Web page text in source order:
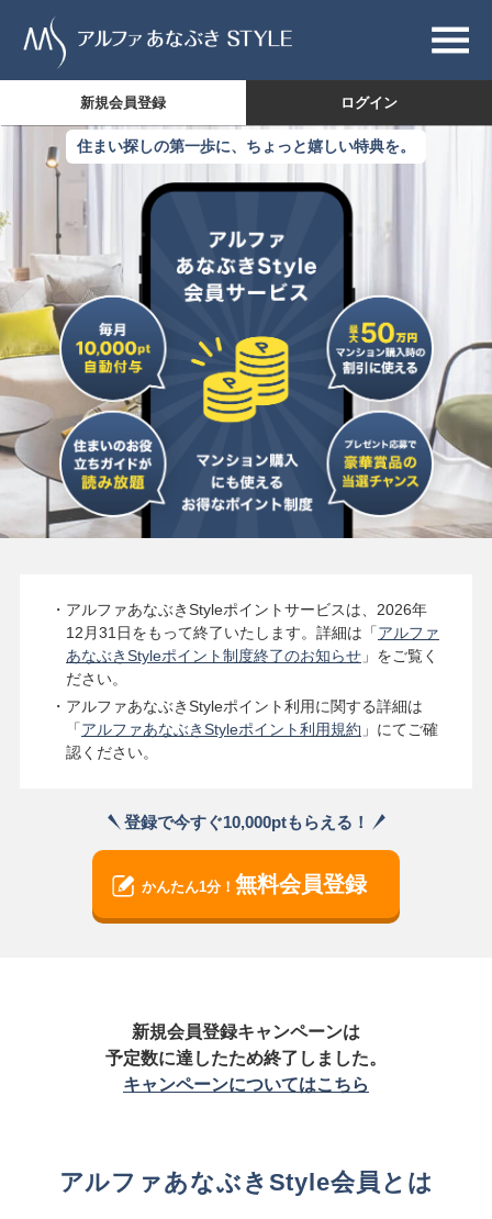
ログイン
新規会員登録
住まい探しの第一歩に、ちょっと嬉しい特典を。
・アルファあなぶきStyleポイントサービスは、2026年
12月31日をもって終了いたします。詳細は「アルファ
あなぶきStyleポイント制度終了のお知らせ 」をご覧く
ださい。
・アルファあなぶきStyleポイント利用に関する詳細は
「アルファあなぶきStyleポイント利用規約 」にてご確
認ください。
登録で今すぐ10,000ptもらえる！
かんたん1分！ 無料会員登録
新規会員登録キャンペーンは
予定数に達したため終了しました。
キャンペーンについてはこちら
アルファあなぶきStyle会員とは